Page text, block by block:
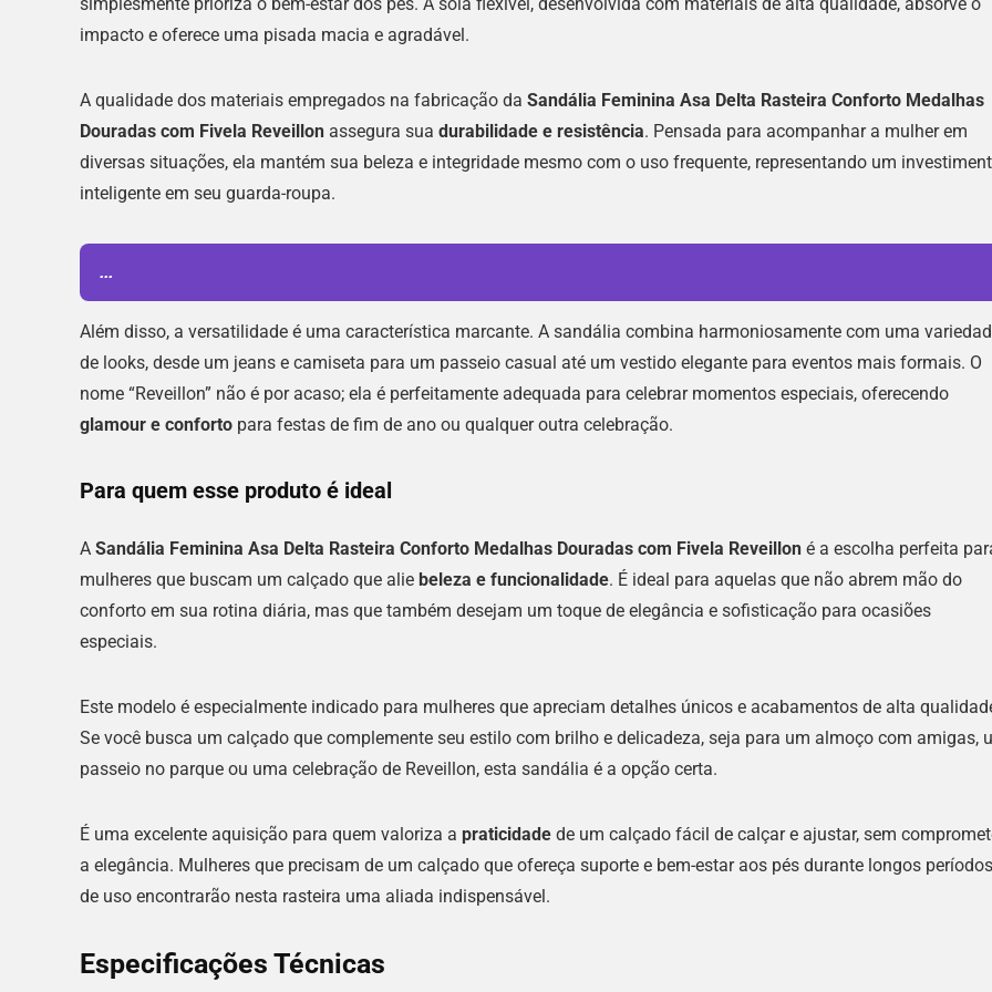
simplesmente prioriza o bem-estar dos pés. A sola flexível, desenvolvida com materiais de alta qualidade, absorve o
impacto e oferece uma pisada macia e agradável.
A qualidade dos materiais empregados na fabricação da Sandália Feminina Asa Delta Rasteira Conforto Medalhas
Douradas com Fivela Reveillon assegura sua durabilidade e resistência. Pensada para acompanhar a mulher em
diversas situações, ela mantém sua beleza e integridade mesmo com o uso frequente, representando um
inteligente em seu guarda-roupa.
...
Além disso, a versatilidade é uma característica marcante. A sandália combina harmoniosamente com uma
de looks, desde um jeans e camiseta para um passeio casual até um vestido elegante para eventos mais formais. O
nome “Reveillon” não é por acaso; ela é perfeitamente adequada para celebrar momentos especiais, oferecendo
glamour e conforto para festas de fim de ano ou qualquer outra celebração.
Para quem esse produto é ideal
A Sandália Feminina Asa Delta Rasteira Conforto Medalhas Douradas com Fivela Reveillon é a escolha perfeita
mulheres que buscam um calçado que alie beleza e funcionalidade. É ideal para aquelas que não abrem mão do
conforto em sua rotina diária, mas que também desejam um toque de elegância e sofisticação para ocasiões
especiais.
Este modelo é especialmente indicado para mulheres que apreciam detalhes únicos e acabamentos de alta
Se você busca um calçado que complemente seu estilo com brilho e delicadeza, seja para um almoço com amigas,
passeio no parque ou uma celebração de Reveillon, esta sandália é a opção certa.
É uma excelente aquisição para quem valoriza a praticidade de um calçado fácil de calçar e ajustar, sem
a elegância. Mulheres que precisam de um calçado que ofereça suporte e bem-estar aos pés durante longos períodos
de uso encontrarão nesta rasteira uma aliada indispensável.
Especificações Técnicas